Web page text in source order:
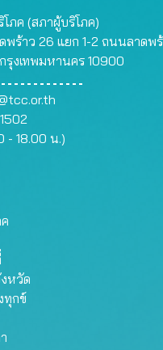
ภค (สภาผู้บริโภค)
ดพร้าว 26 แยก 1-2 ถนนลาดพ
รุงเทพมหานคร 10900
- 18.00 น.)
หวัด
ทุกข์